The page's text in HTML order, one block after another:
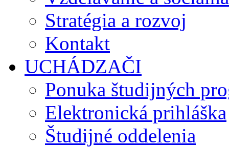
Stratégia a rozvoj
Kontakt
UCHÁDZAČI
Ponuka študijných
Elektronická prihláška
Študijné oddelenia